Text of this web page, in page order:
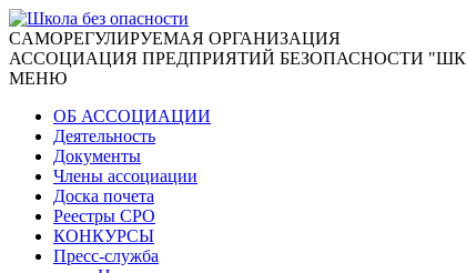
CАМОРЕГУЛИРУЕМАЯ ОРГАНИЗАЦИЯ
АССОЦИАЦИЯ ПРЕДПРИЯТИЙ БЕЗОПАСНОСТИ
МЕНЮ
ОБ АССОЦИАЦИИ
Деятельность
Документы
Члены ассоциации
Доска почета
Реестры СРО
КОНКУРСЫ
Пресс-служба